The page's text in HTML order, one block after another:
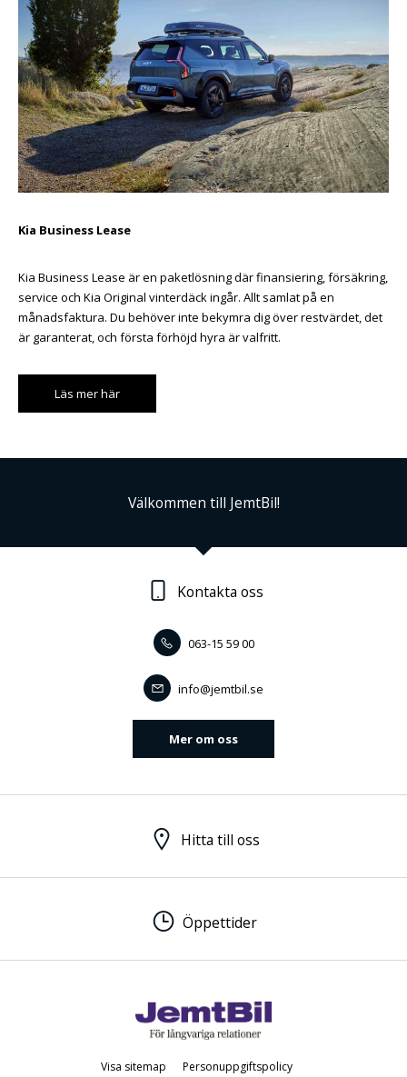
Kia Business Lease
Kia Business Lease är en paketlösning där finansiering, försäkring,
service och Kia Original vinterdäck ingår. Allt samlat på en
månadsfaktura. Du behöver inte bekymra dig över restvärdet, det
är garanterat, och första förhöjd hyra är valfritt.
Läs mer här
Välkommen till JemtBil!
Kontakta oss
063-15 59 00
info@jemtbil.se
Mer om oss
Hitta till oss
Öppettider
Visa sitemap Personuppgiftspolicy